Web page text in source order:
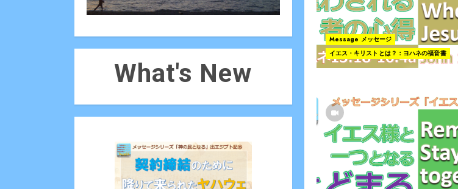
Message メッセージ
イエス・キリストとは？：ヨハネの福音書
What's New